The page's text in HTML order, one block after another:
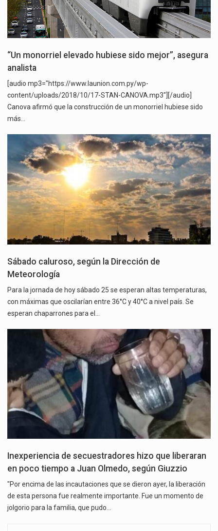
“Un monorriel elevado hubiese sido mejor”, asegura
analista
[audio mp3="https://www.launion.com.py/wp-
content/uploads/2018/10/17-STAN-CANOVA.mp3"][/audio]
Canova afirmó que la construcción de un monorriel hubiese sido
más…
Sábado caluroso, según la Dirección de
Meteorología
Para la jornada de hoy sábado 25 se esperan altas temperaturas,
con máximas que oscilarían entre 36°C y 40°C a nivel país. Se
esperan chaparrones para el…
Inexperiencia de secuestradores hizo que liberaran
en poco tiempo a Juan Olmedo, según Giuzzio
"Por encima de las incautaciones que se dieron ayer, la liberación
de esta persona fue realmente importante. Fue un momento de
jolgorio para la familia, que pudo…